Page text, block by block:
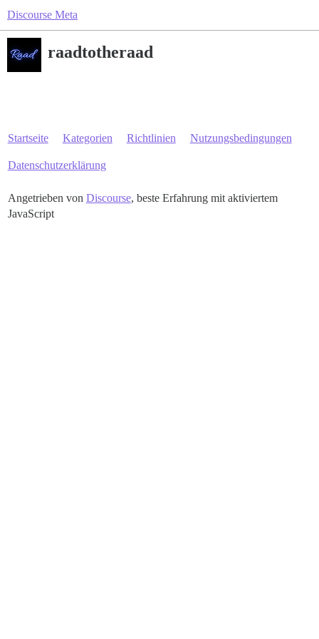
Discourse Meta
raadtotheraad
Startseite Kategorien Richtlinien Nutzungsbedingungen
Datenschutzerklärung
Angetrieben von Discourse, beste Erfahrung mit aktiviertem
JavaScript